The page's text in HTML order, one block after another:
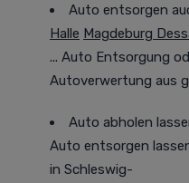
Auto entsorgen
Halle Magdeburg
... Auto Entsorgung
Autoverwertung aus
Auto abholen
Auto entsorgen
in Schleswig-